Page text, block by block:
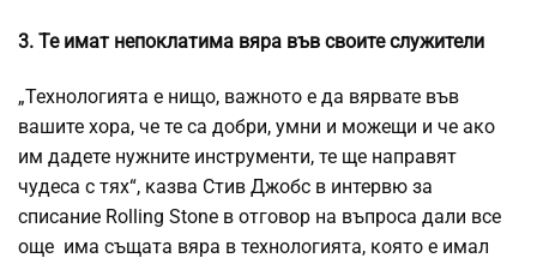
3. Те имат непоклатима вяра във своите служители
„Технологията е нищо, важното е да вярвате във
вашите хора, че те са добри, умни и можещи и че ако
им дадете нужните инструменти, те ще направят
чудеса с тях“, казва Стив Джобс в интервю за
списание Rolling Stone в отговор на въпроса дали все
още има същата вяра в технологията, която е имал